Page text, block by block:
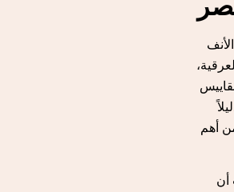
أهم
أن